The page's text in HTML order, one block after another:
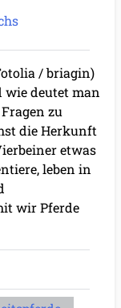
/ briagin)
wie deutet man
zu
die Herkunft
etwas
leben in
wir Pferde